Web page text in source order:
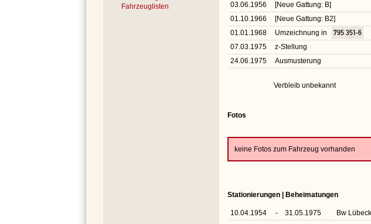
Fahrzeuglisten
03.06.1956
[Neue Gattung: B]
01.10.1966
[Neue Gattung: B2]
01.01.1968
Umzeichnung in
795 351-6
07.03.1975
z-Stellung
24.06.1975
Ausmusterung
Verbleib unbekannt
Fotos
keine Fotos zum Fahrzeug vorhanden
Stationierungen | Beheimatungen
10.04.1954 - 31.05.1975
Bw Lübeck